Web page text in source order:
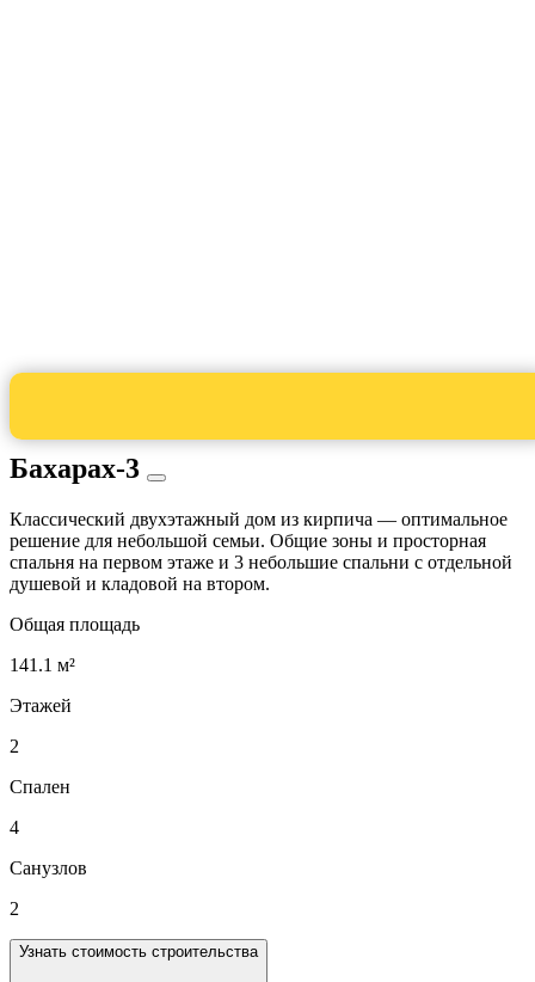
Бахарах-3
Классический двухэтажный дом из кирпича — оптимальное
решение для небольшой семьи. Общие зоны и просторная
спальня на первом этаже и 3 небольшие спальни с отдельной
душевой и кладовой на втором.
Общая площадь
141.1 м²
Этажей
2
Спален
4
Санузлов
2
Узнать стоимость строительства